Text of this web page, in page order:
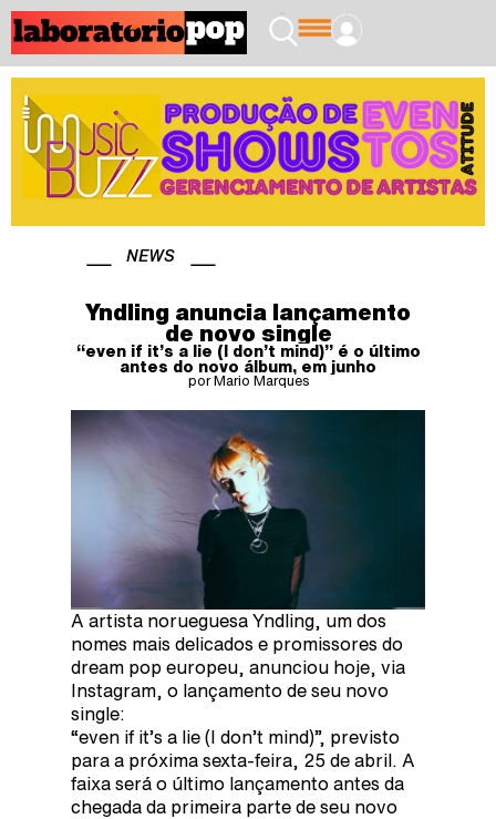
NEWS
Yndling anuncia lançamento
de novo single
“even if it’s a lie (I don’t mind)” é o último
antes do novo álbum, em junho
por Mario Marques
A artista norueguesa Yndling, um dos
nomes mais delicados e promissores do
dream pop europeu, anunciou hoje, via
Instagram, o lançamento de seu novo
single:
“even if it’s a lie (I don’t mind)”, previsto
para a próxima sexta-feira, 25 de abril. A
faixa será o último lançamento antes da
chegada da primeira parte de seu novo